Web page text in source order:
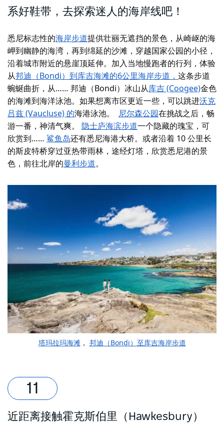
系好鞋带，去探索迷人的海岸线吧！
悉尼标志性的海岸步道提供壮丽无遮挡的景色，从崎岖的海
岬到幽静的海湾，再到绵延的沙滩，穿越国家公园的小径，
沿着城市附近的悬崖顶延伸。加入当地慢跑者的行列，体验
从邦迪（Bondi）到库吉海滩的6公里海岸步道， 这条步道
蜿蜒曲折，从…… 邦迪（Bondi）冰山从库吉 (Coogee)金色
的海滩到海洋泳池。如果想离市区更近一些，可以跳进沃克
吕兹 (Vaucluse) 的海港泳池。 尼尔森公园在挑战之后，畅
游一番，神清气爽。
隐士庐海滨步道一个隐藏的瑰宝，可
欣赏到…… 鲨鱼岛还有悉尼海港大桥。或者沿着 10 公里长
的斯皮特桥穿过亚热带雨林，途经灯塔，欣赏悉尼港的景
色， 前往北岸的曼利步道。
塔玛拉玛海滩， 邦迪（Bondi）至库吉海岸步道
近距离接触霍克斯伯里（Hawkesbury）